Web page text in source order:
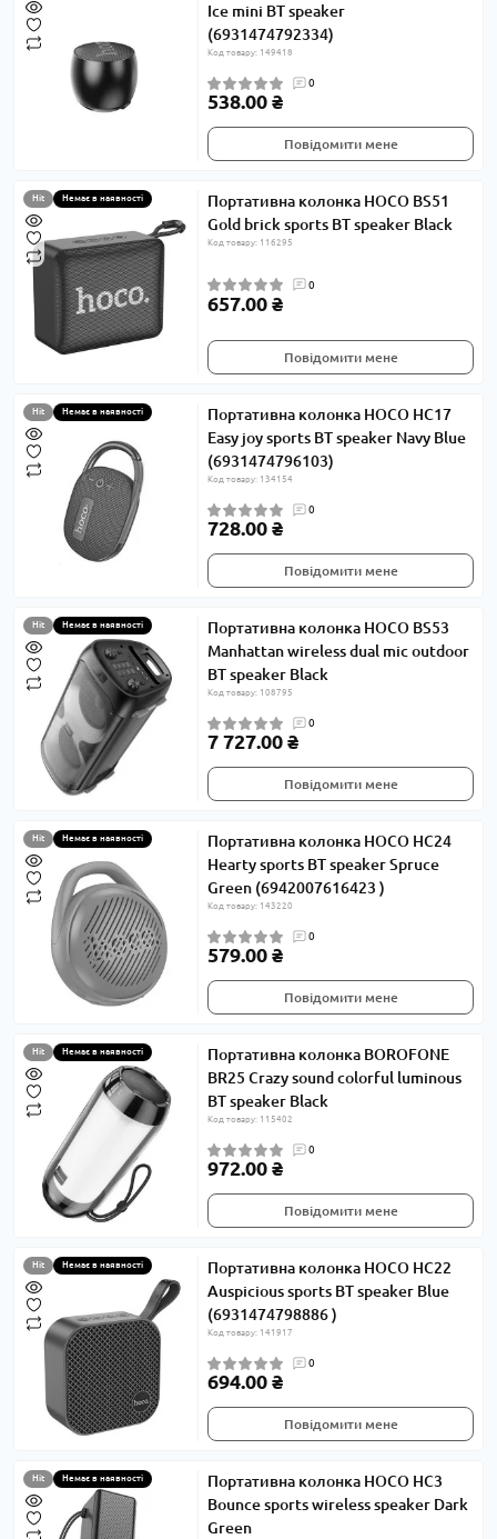
Ice mini BT speaker
(6931474792334)
Код товару: 149418
0
538.00 ₴
Повідомити мене
Hit Немає в наявності
Портативна колонка HOCO BS51
Gold brick sports BT speaker Black
Код товару: 116295
0
657.00 ₴
Повідомити мене
Hit Немає в наявності
Портативна колонка HOCO HC17
Easy joy sports BT speaker Navy Blue
(6931474796103)
Код товару: 134154
0
728.00 ₴
Повідомити мене
Hit Немає в наявності
Портативна колонка HOCO BS53
Manhattan wireless dual mic outdoor
BT speaker Black
Код товару: 108795
0
7 727.00 ₴
Повідомити мене
Hit Немає в наявності
Портативна колонка HOCO HC24
Hearty sports BT speaker Spruce
Green (6942007616423 )
Код товару: 143220
0
579.00 ₴
Повідомити мене
Hit Немає в наявності
Портативна колонка BOROFONE
BR25 Crazy sound colorful luminous
BT speaker Black
Код товару: 115402
0
972.00 ₴
Повідомити мене
Hit Немає в наявності
Портативна колонка HOCO HC22
Auspicious sports BT speaker Blue
(6931474798886 )
Код товару: 141917
0
694.00 ₴
Повідомити мене
Hit Немає в наявності
Портативна колонка HOCO HC3
Bounce sports wireless speaker Dark
Green